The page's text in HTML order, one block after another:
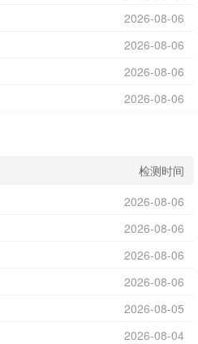
2026-08-06
2026-08-06
2026-08-06
2026-08-06
检测时间
2026-08-06
2026-08-06
2026-08-06
2026-08-06
2026-08-05
2026-08-04